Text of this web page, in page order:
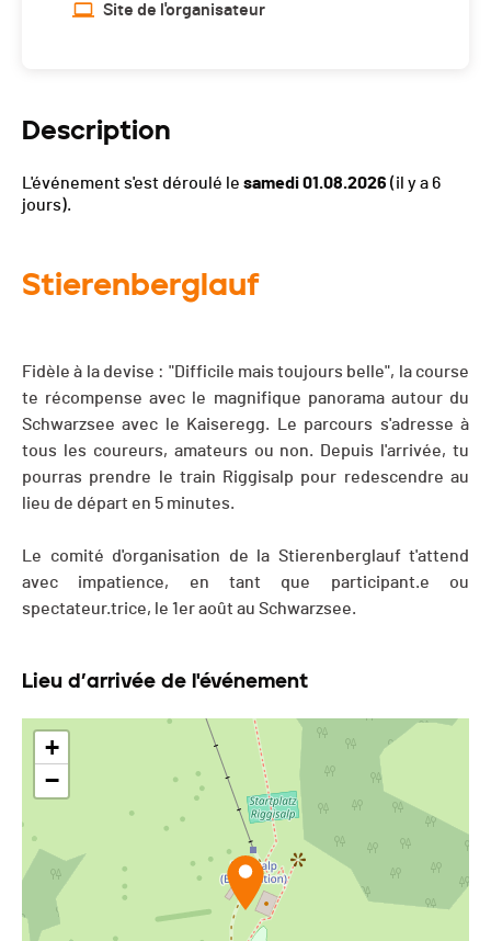
Site de l'organisateur
Description
L'événement s'est déroulé le samedi 01.08.2026 (il y a 6
jours).
Stierenberglauf
Fidèle à la devise : "Difficile mais toujours belle", la course
te récompense avec le magnifique panorama autour du
Schwarzsee avec le Kaiseregg. Le parcours s'adresse à
tous les coureurs, amateurs ou non. Depuis l'arrivée, tu
pourras prendre le train Riggisalp pour redescendre au
lieu de départ en 5 minutes.
Le comité d'organisation de la Stierenberglauf t'attend
avec impatience, en tant que participant.e ou
spectateur.trice, le 1er août au Schwarzsee.
Lieu d’arrivée de l'événement
+
−